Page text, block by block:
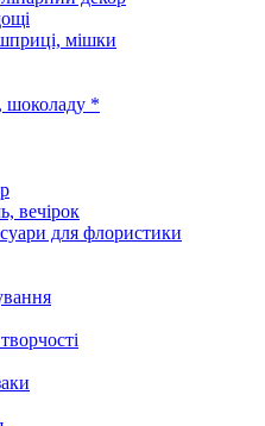
мішки
шоколаду *
вечірок
для флористики